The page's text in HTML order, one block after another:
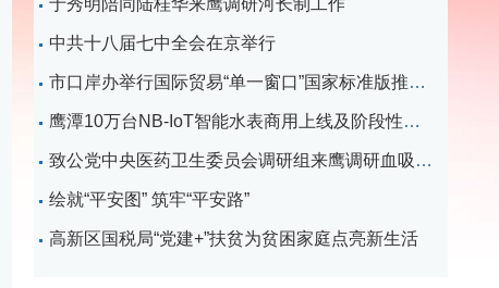
于秀明陪同陆桂华来鹰调研河长制工作
中共十八届七中全会在京举行
市口岸办举行国际贸易“单一窗口”国家标准版推广动员培训会
鹰潭10万台NB-IoT智能水表商用上线及阶段性成果发布会举行于秀明出席
致公党中央医药卫生委员会调研组来鹰调研血吸虫病防治工作于秀明陪同
绘就“平安图” 筑牢“平安路”
高新区国税局“党建+”扶贫为贫困家庭点亮新生活